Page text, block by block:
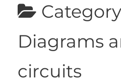
Diagrams
circuits